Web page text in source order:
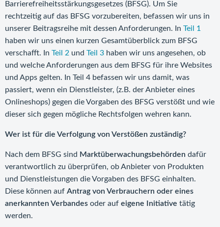
Barrierefreiheitsstärkungsgesetzes (BFSG). Um Sie
rechtzeitig auf das BFSG vorzubereiten, befassen wir uns in
unserer Beitragsreihe mit dessen Anforderungen. In Teil 1
haben wir uns einen kurzen Gesamtüberblick zum BFSG
verschafft. In Teil 2 und Teil 3 haben wir uns angesehen, ob
und welche Anforderungen aus dem BFSG für ihre Websites
und Apps gelten. In Teil 4 befassen wir uns damit, was
passiert, wenn ein Dienstleister, (z.B. der Anbieter eines
Onlineshops) gegen die Vorgaben des BFSG verstößt und wie
dieser sich gegen mögliche Rechtsfolgen wehren kann.
Wer ist für die Verfolgung von Verstößen zuständig?
Nach dem BFSG sind Marktüberwachungsbehörden dafür
verantwortlich zu überprüfen, ob Anbieter von Produkten
und Dienstleistungen die Vorgaben des BFSG einhalten.
Diese können auf Antrag von Verbrauchern oder eines
anerkannten Verbandes oder auf eigene Initiative tätig
werden.